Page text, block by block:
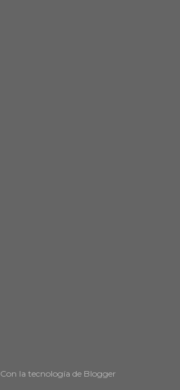
Con la tecnología de Blogger